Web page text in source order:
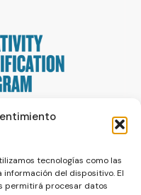
tecnologías como las
del dispositivo. El
permitirá procesar datos